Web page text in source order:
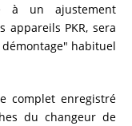
à un ajustement
appareils PKR, sera
habituel
complet enregistré
du changeur de